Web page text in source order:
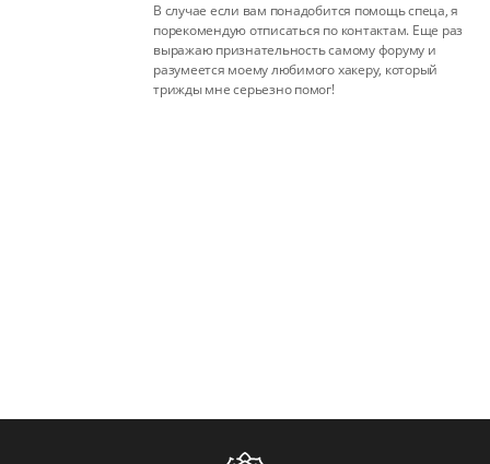
В случае если вам понадобится помощь спеца, я
порекомендую отписаться по контактам. Еще раз
выражаю признательность самому форуму и
разумеется моему любимого хакеру, который
трижды мне серьезно помог!